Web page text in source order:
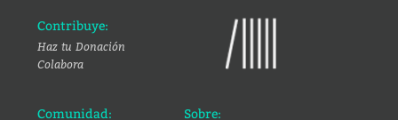
Contribuye:
Haz tu Donación
Colabora
Comunidad: Sobre: